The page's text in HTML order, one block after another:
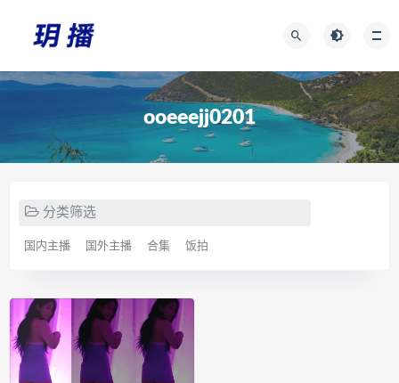
ooeeejj0201
分类筛选
国内主播 国外主播 合集 饭拍